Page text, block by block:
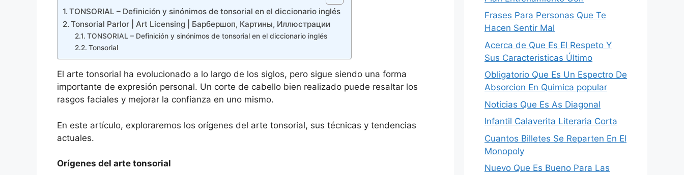
TONSORIAL – Definición y sinónimos de tonsorial en el diccionario inglés
Tonsorial Parlor | Art Licensing | Барбершоп, Картины, Иллюстрации
TONSORIAL – Definición y sinónimos de tonsorial en el diccionario inglés
Tonsorial
El arte tonsorial ha evolucionado a lo largo de los siglos, pero sigue siendo una forma
importante de expresión personal. Un corte de cabello bien realizado puede resaltar los
rasgos faciales y mejorar la confianza en uno mismo.
En este artículo, exploraremos los orígenes del arte tonsorial, sus técnicas y tendencias
actuales.
Orígenes del arte tonsorial
Frases Para Personas Que Te
Hacen Sentir Mal
Acerca de Que Es El Respeto Y
Sus Caracteristicas Último
Obligatorio Que Es Un Espectro De
Absorcion En Quimica popular
Noticias Que Es As Diagonal
Infantil Calaverita Literaria Corta
Cuantos Billetes Se Reparten En El
Monopoly
Nuevo Que Es Bueno Para Las